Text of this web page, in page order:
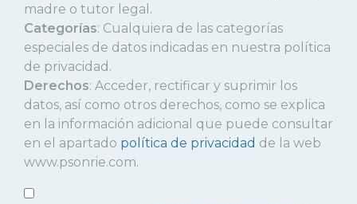
madre o tutor legal.
Categorías: Cualquiera de las categorías
especiales de datos indicadas en nuestra política
de privacidad.
Derechos: Acceder, rectificar y suprimir los
datos, así como otros derechos, como se explica
en la información adicional que puede consultar
en el apartado política de privacidad de la web
www.psonrie.com.